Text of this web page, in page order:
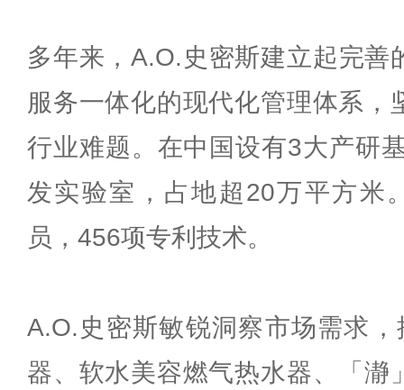
多年来，A.O.史密斯建立起完善
服务一体化的现代化管理体系，
行业难题。在中国设有3大产研
发实验室，占地超20万平方米
员，456项专利技术。
A.O.史密斯敏锐洞察市场需求
器、软水美容燃气热水器、「瀞